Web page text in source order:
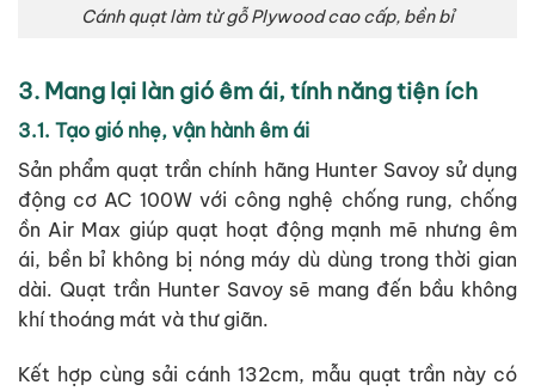
Cánh quạt làm từ gỗ Plywood cao cấp, bền bỉ
3. Mang lại làn gió êm ái, tính năng tiện ích
3.1. Tạo gió nhẹ, vận hành êm ái
Sản phẩm quạt trần chính hãng Hunter Savoy sử dụng
động cơ AC 100W với công nghệ chống rung, chống
ồn Air Max giúp quạt hoạt động mạnh mẽ nhưng êm
ái, bền bỉ không bị nóng máy dù dùng trong thời gian
dài. Quạt trần Hunter Savoy sẽ mang đến bầu không
khí thoáng mát và thư giãn.
Kết hợp cùng sải cánh 132cm, mẫu quạt trần này có